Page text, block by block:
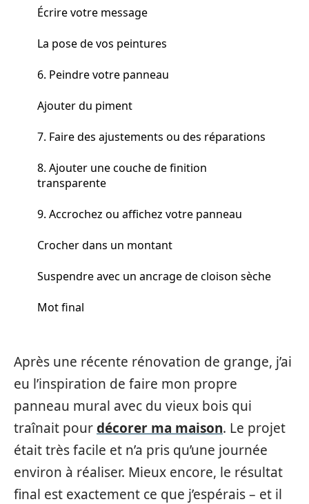
Écrire votre message
La pose de vos peintures
6. Peindre votre panneau
Ajouter du piment
7. Faire des ajustements ou des réparations
8. Ajouter une couche de finition
transparente
9. Accrochez ou affichez votre panneau
Crocher dans un montant
Suspendre avec un ancrage de cloison sèche
Mot final
Après une récente rénovation de grange, j’ai
eu l’inspiration de faire mon propre
panneau mural avec du vieux bois qui
traînait pourdécorer ma maison. Le projet
était très facile et n’a pris qu’une journée
environ à réaliser. Mieux encore, le résultat
final est exactement ce que j’espérais – et il